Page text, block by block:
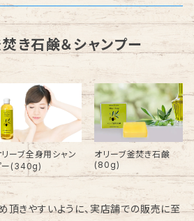
き石鹸＆シャンプー
リーブ全身用シャン
ー(340g)
オリーブ釜焚き石鹸
(80g)
頂きやすいように、実店舗での販売に至